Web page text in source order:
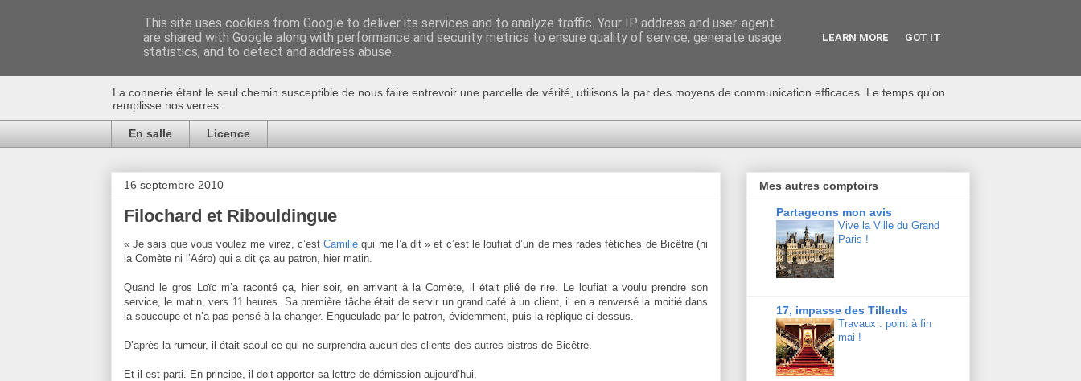
Au bistro !
La connerie étant le seul chemin susceptible de nous faire entrevoir une parcelle de vérité, utilisons la par des moyens de communication efficaces. Le temps qu'on
remplisse nos verres.
En salle Licence
16 septembre 2010
Filochard et Ribouldingue
« Je sais que vous voulez me virez, c’estCamille qui me l’a dit » et c’est le loufiat d’un de mes rades fétiches de Bicêtre (ni
la Comète ni l’Aéro) qui a dit ça au patron, hier matin.
Quand le gros Loïc m’a raconté ça, hier soir, en arrivant à la Comète, il était plié de rire. Le loufiat a voulu prendre son
service, le matin, vers 11 heures. Sa première tâche était de servir un grand café à un client, il en a renversé la moitié dans
la soucoupe et n’a pas pensé à la changer. Engueulade par le patron, évidemment, puis la réplique ci-dessus.
D’après la rumeur, il était saoul ce qui ne surprendra aucun des clients des autres bistros de Bicêtre.
Et il est parti. En principe, il doit apporter sa lettre de démission aujourd’hui.
Mes autres comptoirs
Partageons mon avis
Vive la Ville du Grand
Paris !
17, impasse des Tilleuls
Travaux : point à fin
mai !
This site uses cookies from Google to deliver its services and to analyze traffic. Your IP address and user-agent
are shared with Google along with performance and security metrics to ensure quality of service, generate usage
statistics, and to detect and address abuse.
LEARN MORE GOT IT